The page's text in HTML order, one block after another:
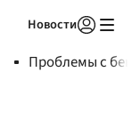
Новости
Проблемы с